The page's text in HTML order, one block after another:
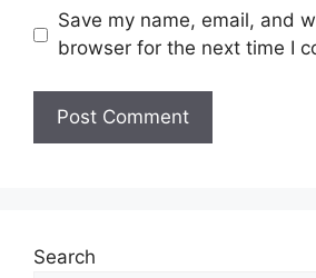
Save my name, email, and
browser for the next time I
Search